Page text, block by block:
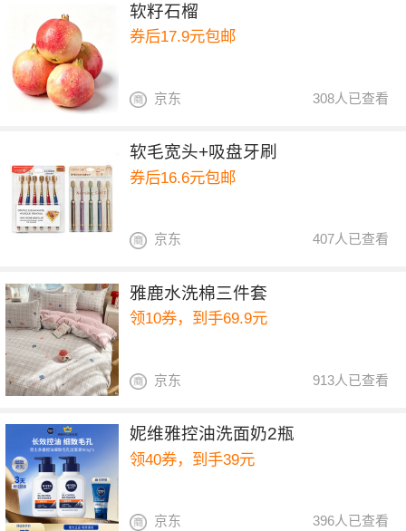
软籽石榴
券后17.9元包邮
308人已查看
京东
软毛宽头+吸盘牙刷
券后16.6元包邮
407人已查看
京东
雅鹿水洗棉三件套
领10券，到手69.9元
913人已查看
京东
妮维雅控油洗面奶2瓶
领40券，到手39元
396人已查看
京东